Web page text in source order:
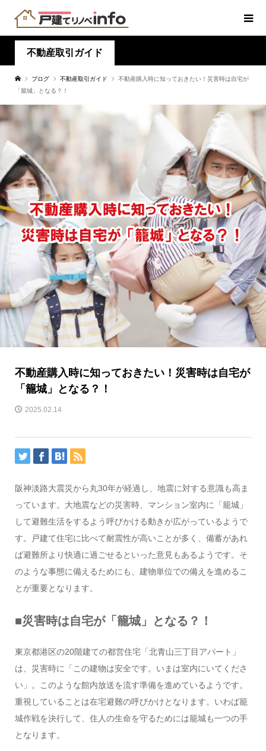
不動産取引ガイド
ブログ 不動産取引ガイド
不動産購入時に知っておきたい！災害時は自宅が
「籠城」となる？！
不動産購入時に知っておきたい！災害時は自宅が
「籠城」となる？！
2025.02.14
阪神淡路大震災から丸30年が経過し、地震に対する意識も高ま
っています。大地震などの災害時、マンション室内に「籠城」
して避難生活をするよう呼びかける動きが広がっているようで
す。戸建て住宅に比べて耐震性が高いことが多く、備蓄があれ
ば避難所より快適に過ごせるといった意見もあるようです。そ
のような事態に備えるためにも、建物単位での備えを進めるこ
とが重要となります。
■災害時は自宅が「籠城」となる？！
東京都港区の20階建ての都営住宅「北青山三丁目アパート」
は、災害時に「この建物は安全です。いまは室内にいてくださ
い」。このような館内放送を流す準備を進めているようです。
重視していることは在宅避難の呼びかけとなります。いわば籠
城作戦を決行して、住人の生命を守るためには籠城も一つの手
となります。